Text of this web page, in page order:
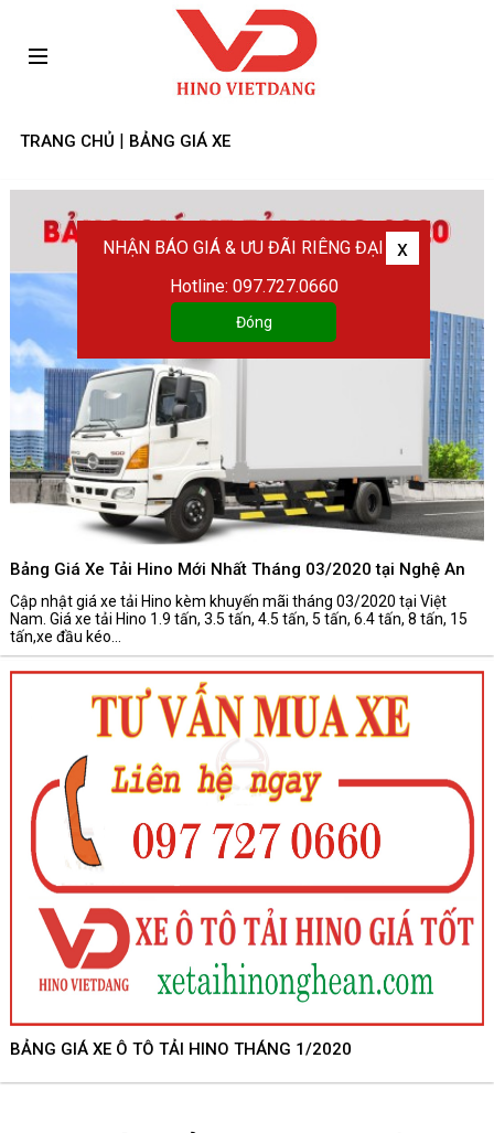
TRANG CHỦ | BẢNG GIÁ XE
Bảng Giá Xe Tải Hino Mới Nhất Tháng 03/2020 tại Nghệ An
Cập nhật giá xe tải Hino kèm khuyến mãi tháng 03/2020 tại Việt
Nam. Giá xe tải Hino 1.9 tấn, 3.5 tấn, 4.5 tấn, 5 tấn, 6.4 tấn, 8 tấn, 15
tấn,xe đầu kéo...
BẢNG GIÁ XE Ô TÔ TẢI HINO THÁNG 1/2020
NHẬN BÁO GIÁ & ƯU ĐÃI RIÊNG ĐẠI LÝ
x
Hotline: 097.727.0660
Đóng